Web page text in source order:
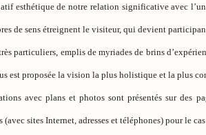
esthétique de notre relation significative avec
de sens étreignent le visiteur, qui devient
particuliers, emplis de myriades de brins
est proposée la vision la plus holistique et la plus
avec plans et photos sont présentés sur des
sites Internet, adresses et téléphones) pour le